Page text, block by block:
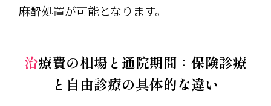
麻酔処置が可能となります。
治療費の相場と通院期間：保険診療
と自由診療の具体的な違い